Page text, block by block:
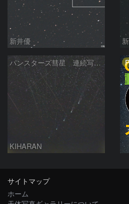
新井優
パンスターズ彗星 連続写真 再処理
KIHARAN
サイトマップ
ホーム